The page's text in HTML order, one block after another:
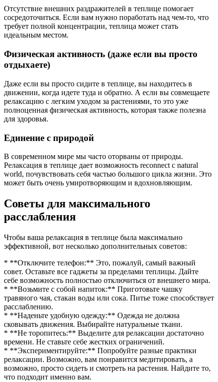
Отсутствие внешних раздражителей в теплице помогает
сосредоточиться. Если вам нужно поработать над чем-то, что
требует полной концентрации, теплица может стать
идеальным местом.
Физическая активность (даже если вы просто
отдыхаете)
Даже если вы просто сидите в теплице, вы находитесь в
движении, когда идете туда и обратно. А если вы совмещаете
релаксацию с легким уходом за растениями, то это уже
полноценная физическая активность, которая также полезна
для здоровья.
Единение с природой
В современном мире мы часто оторваны от природы.
Релаксация в теплице дает возможность reconnect с natural
world, почувствовать себя частью большого цикла жизни. Это
может быть очень умиротворяющим и вдохновляющим.
Советы для максимального
расслабления
Чтобы ваша релаксация в теплице была максимально
эффективной, вот несколько дополнительных советов:
* **Отключите телефон:** Это, пожалуй, самый важный
совет. Оставьте все гаджеты за пределами теплицы. Дайте
себе возможность полностью отключиться от внешнего мира.
* **Возьмите с собой напиток:** Приготовьте чашку
травяного чая, стакан воды или сока. Питье тоже способствует
расслаблению.
* **Наденьте удобную одежду:** Одежда не должна
сковывать движения. Выбирайте натуральные ткани.
* **Не торопитесь:** Выделите для релаксации достаточно
времени. Не ставьте себе жестких ограничений.
* **Экспериментируйте:** Попробуйте разные практики
релаксации. Возможно, вам понравится медитировать, а
возможно, просто сидеть и смотреть на растения. Найдите то,
что подходит именно вам.